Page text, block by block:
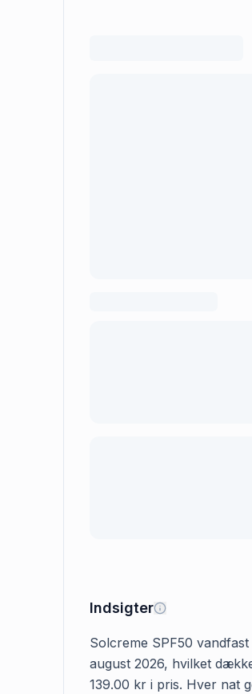
Indsigter
Solcreme SPF50
august 2026, hvilket
139.00 kr i pris. Hver nat